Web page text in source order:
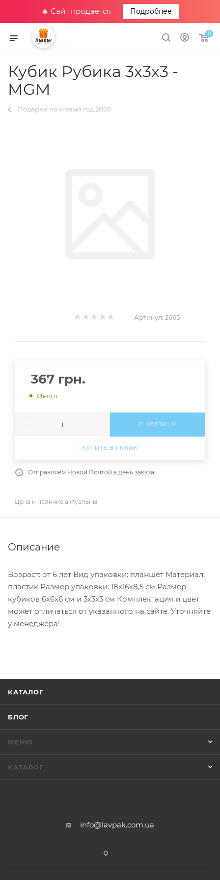
🔥 Сайт продается Подробнее
0
Кубик Рубика 3х3х3 -
MGM
Подарки на Новый год 2020
Артикул: 2665
367 грн.
Много
В КОРЗИНУ
КУПИТЬ В 1 КЛИК
Отправляем Новой Почтой в день заказа!
Цена и наличие актуальны!
Описание
Возраст: от 6 лет Вид упаковки: планшет Материал:
пластик Размер упаковки: 18х16х8,5 см Размер
кубиков 6х6х6 см и 3х3х3 см Комплектация и цвет
может отличаться от указанного на сайте. Уточняйте
у менеджера!
КАТАЛОГ
БЛОГ
МЕНЮ
КАТАЛОГ
info@lavpak.com.ua